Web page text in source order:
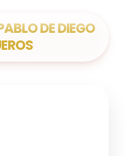
DE DIEGO